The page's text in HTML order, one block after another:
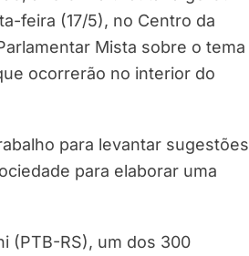
feira (17/5), no Centro da
Mista sobre o tema
ocorrerão no interior do
para levantar sugestões
para elaborar uma
(PTB-RS), um dos 300